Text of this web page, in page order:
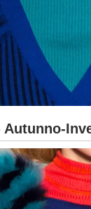
Autunno-